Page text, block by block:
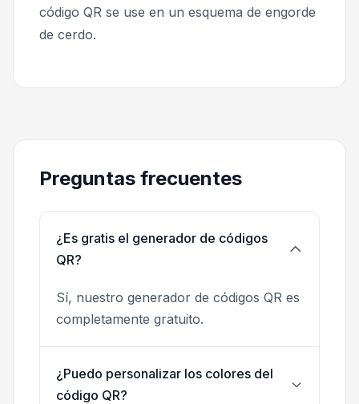
código QR se use en un esquema de engorde
de cerdo.
Preguntas frecuentes
¿Es gratis el generador de códigos
QR?
Sí, nuestro generador de códigos QR es
completamente gratuito.
¿Puedo personalizar los colores del
código QR?